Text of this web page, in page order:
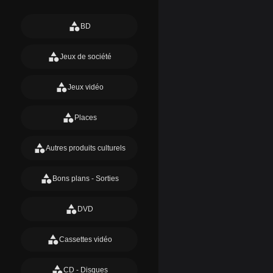
category BD
categoryJeux de société
categoryJeux vidéo
category Places
categoryAutres produits culturels
category Bons plans - Sorties
category DVD
categoryCassettes vidéo
categoryCD - Disques